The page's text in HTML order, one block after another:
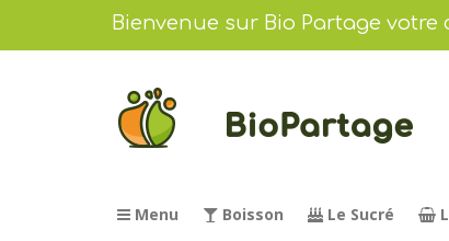
Bienvenue sur Bio Partage
Menu Boisson Le Sucré